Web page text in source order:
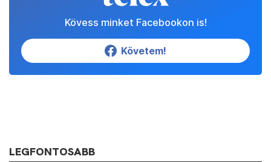
Kövess minket Facebookon is!
Követem!
LEGFONTOSABB